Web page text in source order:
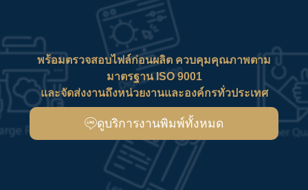
พร้อมตรวจสอบไฟล์ก่อนผลิต ควบคุมคุณภาพตาม
มาตรฐาน ISO 9001
และจัดส่งงานถึงหน่วยงานและองค์กรทั่วประเทศ
ดูบริการงานพิมพ์ทั้งหมด